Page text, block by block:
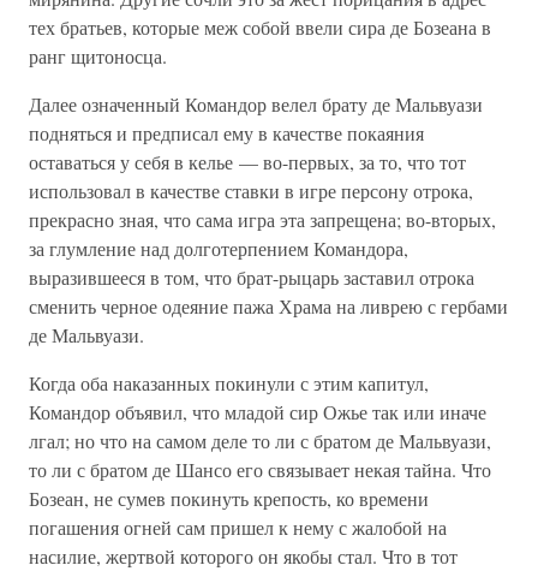
тех братьев, которые меж собой ввели сира де Бозеана в
ранг щитоносца.
Далее означенный Командор велел брату де Мальвуази
подняться и предписал ему в качестве покаяния
оставаться у себя в келье — во-первых, за то, что тот
использовал в качестве ставки в игре персону отрока,
прекрасно зная, что сама игра эта запрещена; во-вторых,
за глумление над долготерпением Командора,
выразившееся в том, что брат-рыцарь заставил отрока
сменить черное одеяние пажа Храма на ливрею с гербами
де Мальвуази.
Когда оба наказанных покинули с этим капитул,
Командор объявил, что младой сир Ожье так или иначе
лгал; но что на самом деле то ли с братом де Мальвуази,
то ли с братом де Шансо его связывает некая тайна. Что
Бозеан, не сумев покинуть крепость, ко времени
погашения огней сам пришел к нему с жалобой на
насилие, жертвой которого он якобы стал. Что в тот